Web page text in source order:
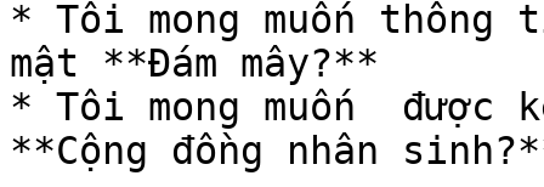
* Tôi mong muốn
mật **Đám mây?**
* Tôi mong muốn  được
**Cộng đồng nhân